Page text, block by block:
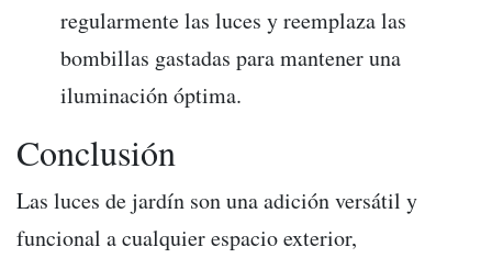
regularmente las luces y reemplaza las
bombillas gastadas para mantener una
iluminación óptima.
Conclusión
Las luces de jardín son una adición versátil y
funcional a cualquier espacio exterior,